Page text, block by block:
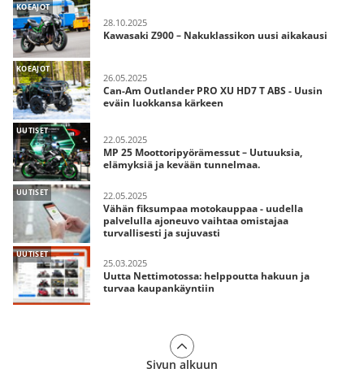
KOEAJOT
28.10.2025
Kawasaki Z900 – Nakuklassikon uusi aikakausi
KOEAJOT
26.05.2025
Can-Am Outlander PRO XU HD7 T ABS - Uusin
eväin luokkansa kärkeen
UUTISET
22.05.2025
MP 25 Moottoripyörämessut – Uutuuksia,
elämyksiä ja kevään tunnelmaa.
UUTISET 22.05.2025
Vähän fiksumpaa motokauppaa - uudella
palvelulla ajoneuvo vaihtaa omistajaa
turvallisesti ja sujuvasti
UUTISET
25.03.2025
Uutta Nettimotossa: helppoutta hakuun ja
turvaa kaupankäyntiin
Sivun alkuun